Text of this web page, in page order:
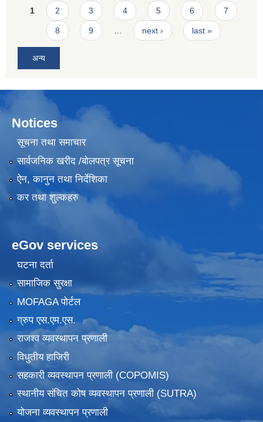
Pages
1 2 3 4 5 6 7
8 9 … next › last »
अन्य
Notices
सूचना तथा समाचार
सार्वजनिक खरीद /बोलपत्र सूचना
ऐन, कानुन तथा निर्देशिका
कर तथा शुल्कहरु
eGov services
घटना दर्ता
सामाजिक सुरक्षा
MOFAGA पोर्टल
ग्रुप एस.एम.एस.
राजश्व व्यवस्थापन प्रणाली
विधुतीय हाजिरी
सहकारी व्यवस्थापन प्रणाली (COPOMIS)
स्थानीय संचित कोष व्यवस्थापन प्रणाली (SUTRA)
योजना व्यवस्थापन प्रणाली